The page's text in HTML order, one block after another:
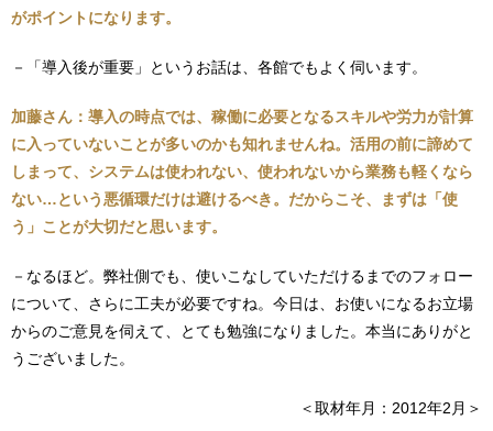
がポイントになります。
－「導入後が重要」というお話は、各館でもよく伺います。
加藤さん：導入の時点では、稼働に必要となるスキルや労力が計算
に入っていないことが多いのかも知れませんね。活用の前に諦めて
しまって、システムは使われない、使われないから業務も軽くなら
ない…という悪循環だけは避けるべき。だからこそ、まずは「使
う」ことが大切だと思います。
－なるほど。弊社側でも、使いこなしていただけるまでのフォロー
について、さらに工夫が必要ですね。今日は、お使いになるお立場
からのご意見を伺えて、とても勉強になりました。本当にありがと
うございました。
＜取材年月：2012年2月＞